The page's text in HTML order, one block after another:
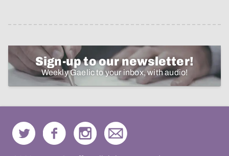
Sign-up to our newsletter!
Weekly Gaelic to your inbox, with audio!